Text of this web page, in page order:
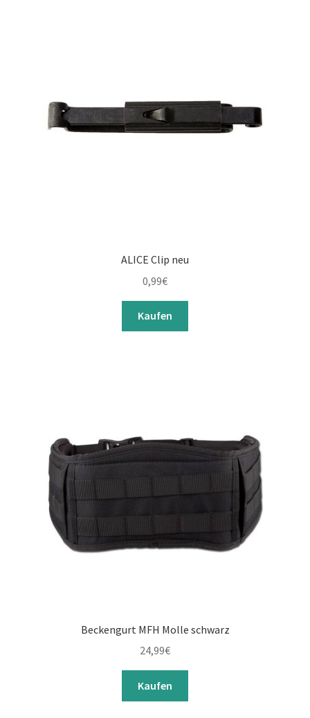
ALICE Clip neu
0,99€
Kaufen
Beckengurt MFH Molle schwarz
24,99€
Kaufen